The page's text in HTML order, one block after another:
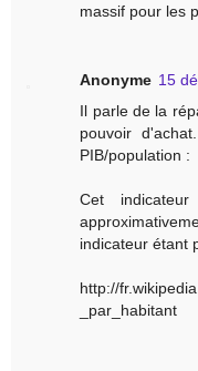
massif pour les
Anonyme 15
Il parle de la
pouvoir
PIB/population :
Cet
indicateur étant
http://
_par_habitant